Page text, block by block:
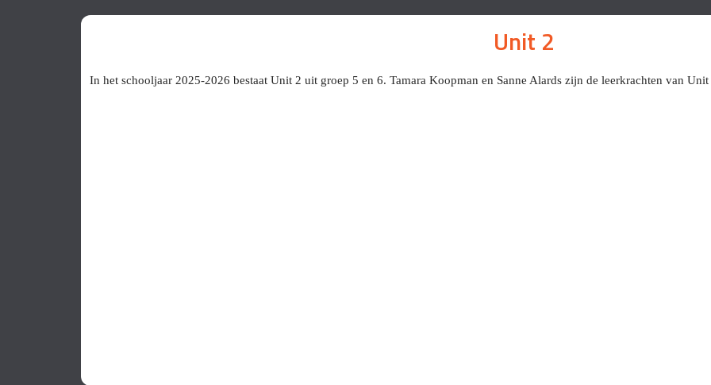
Unit 2
In het schooljaar 2025-2026 bestaat Unit 2 uit groep 5 en 6. Tamara Koopman en Sanne Alards zijn de leerkrachten van